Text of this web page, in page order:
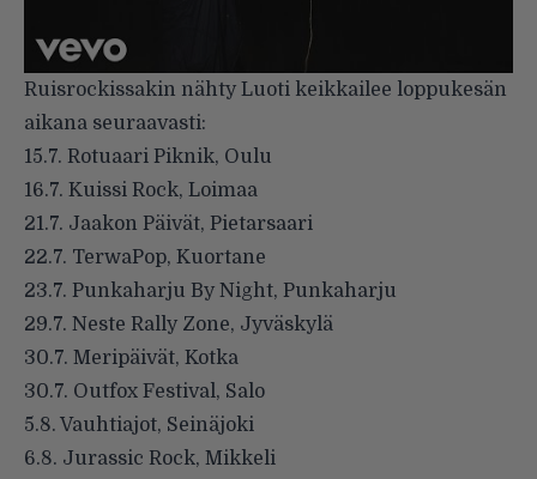
Ruisrockissakin nähty Luoti keikkailee loppukesän
aikana seuraavasti:
15.7. Rotuaari Piknik, Oulu
16.7. Kuissi Rock, Loimaa
21.7. Jaakon Päivät, Pietarsaari
22.7. TerwaPop, Kuortane
23.7. Punkaharju By Night, Punkaharju
29.7. Neste Rally Zone, Jyväskylä
30.7. Meripäivät, Kotka
30.7. Outfox Festival, Salo
5.8. Vauhtiajot, Seinäjoki
6.8. Jurassic Rock, Mikkeli